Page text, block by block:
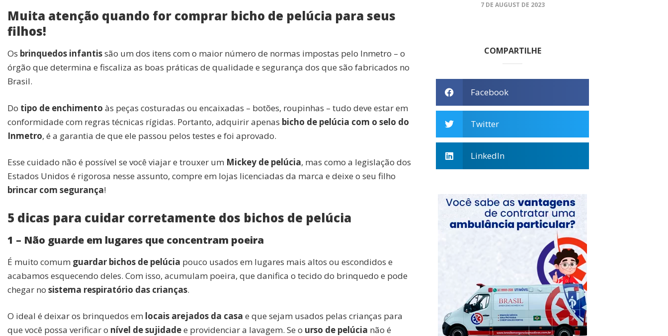
Muita atenção quando for comprar bicho de pelúcia para seus
filhos!
Os brinquedos infantissão um dos itens com o maior número de normas impostas pelo Inmetro – o
órgão que determina e fiscaliza as boas práticas de qualidade e segurança dos que são fabricados no
Brasil.
Do tipo de enchimento às peças costuradas ou encaixadas – botões, roupinhas – tudo deve estar em
conformidade com regras técnicas rígidas. Portanto, adquirir apenas bicho de pelúcia com o selo do
Inmetro, é a garantia de que ele passou pelos testes e foi aprovado.
Esse cuidado não é possível se você viajar e trouxer um Mickey de pelúcia, mas como a legislação dos
Estados Unidos é rigorosa nesse assunto, compre em lojas licenciadas da marca e deixe o seu filho
brincar com segurança!
5 dicas para cuidar corretamente dos bichos de pelúcia
1 – Não guarde em lugares que concentram poeira
É muito comum guardar bichos de pelúcia pouco usados em lugares mais altos ou escondidos e
acabamos esquecendo deles. Com isso, acumulam poeira, que danifica o tecido do brinquedo e pode
chegar no sistema respiratório das crianças.
O ideal é deixar os brinquedos em locais arejados da casa e que sejam usados pelas crianças para
que você possa verificar o nível de sujidadee providenciar a lavagem. Se o urso de pelúcia não é
7 DE AUGUST DE 2023
COMPARTILHE
Facebook
Twitter
LinkedIn